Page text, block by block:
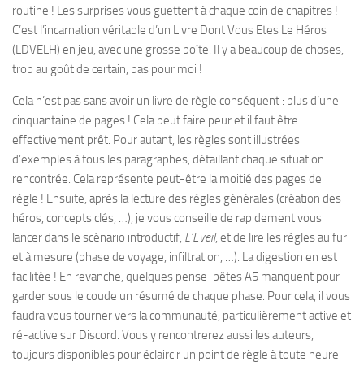
routine ! Les surprises vous guettent à chaque coin de chapitres !
C’est l’incarnation véritable d’un Livre Dont Vous Etes Le Héros
(LDVELH) en jeu, avec une grosse boîte. Il y a beaucoup de choses,
trop au goût de certain, pas pour moi !
Cela n’est pas sans avoir un livre de règle conséquent : plus d’une
cinquantaine de pages ! Cela peut faire peur et il faut être
effectivement prêt. Pour autant, les règles sont illustrées
d’exemples à tous les paragraphes, détaillant chaque situation
rencontrée. Cela représente peut-être la moitié des pages de
règle ! Ensuite, après la lecture des règles générales (création des
héros, concepts clés, …), je vous conseille de rapidement vous
lancer dans le scénario introductif, L’Eveil, et de lire les règles au fur
et à mesure (phase de voyage, infiltration, …). La digestion en est
facilitée ! En revanche, quelques pense-bêtes A5 manquent pour
garder sous le coude un résumé de chaque phase. Pour cela, il vous
faudra vous tourner vers la communauté, particulièrement active et
ré-active sur Discord. Vous y rencontrerez aussi les auteurs,
toujours disponibles pour éclaircir un point de règle à toute heure